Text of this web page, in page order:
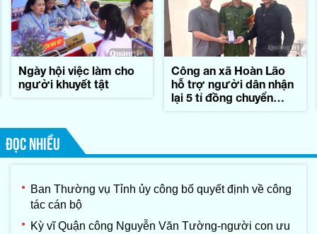
Ngày hội việc làm cho
người khuyết tật
Công an xã Hoàn Lão
hỗ trợ người dân nhận
lại 5 tỉ đồng chuyển
ĐỌC NHIỀU
Ban Thường vụ Tỉnh ủy công bố quyết định về công
tác cán bộ
Kỳ vĩ Quận công Nguyễn Văn Tường-người con ưu